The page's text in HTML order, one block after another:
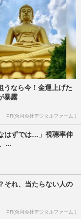
うなら今！金運上げた
暴露
PR(合同会社デジタルファーム )
はずでは…」視聴率伸
...
それ、当たらない人の
PR(合同会社デジタルファーム )